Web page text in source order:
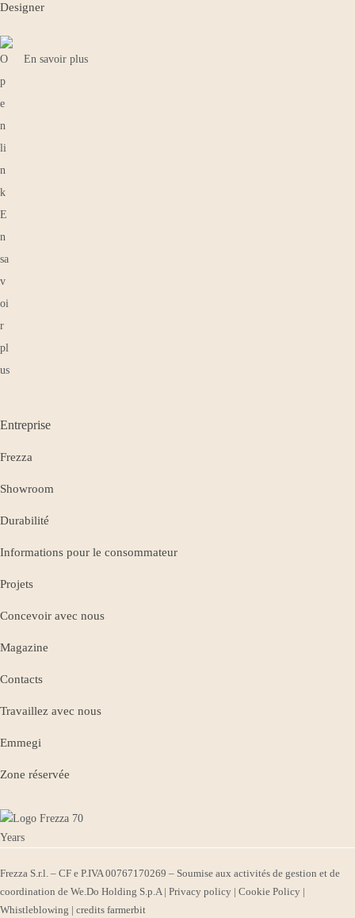
Designer
En savoir plus
Entreprise
Frezza
Showroom
Durabilité
Informations pour le consommateur
Projets
Concevoir avec nous
Magazine
Contacts
Travaillez avec nous
Emmegi
Zone réservée
Frezza S.r.l. – CF e P.IVA 00767170269 – Soumise aux activités de gestion et de
coordination de We.Do Holding S.p.A | Privacy policy | Cookie Policy |
Whistleblowing | credits farmerbit